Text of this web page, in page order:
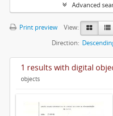
Advanced
Print preview
View:
Direction:
1 results with digital
objects